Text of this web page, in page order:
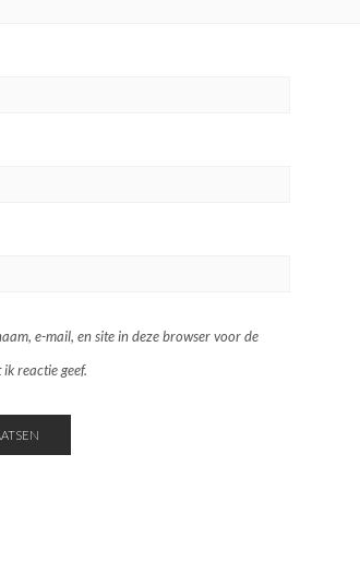
e-mail, en site in deze browser voor de
reactie geef.